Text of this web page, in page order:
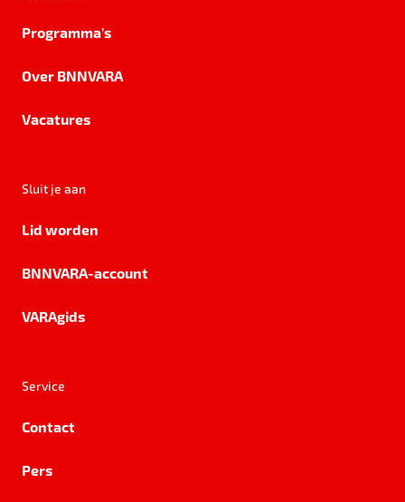
Programma's
Over BNNVARA
Vacatures
Sluit je aan
Lid worden
BNNVARA-account
VARAgids
Service
Contact
Pers